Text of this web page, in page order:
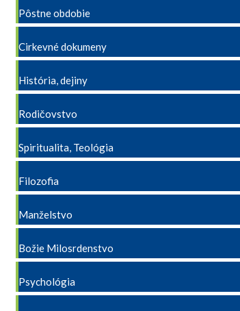
Pôstne obdobie
Cirkevné dokumeny
História, dejiny
Rodičovstvo
Spiritualita, Teológia
Filozofia
Manželstvo
Božie Milosrdenstvo
Psychológia